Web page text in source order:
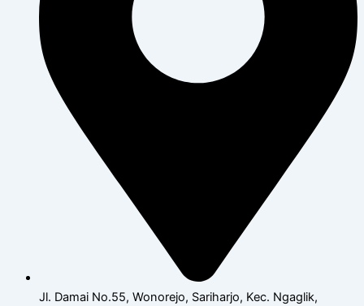
Jl. Damai No.55, Wonorejo, Sariharjo, Kec. Ngaglik,